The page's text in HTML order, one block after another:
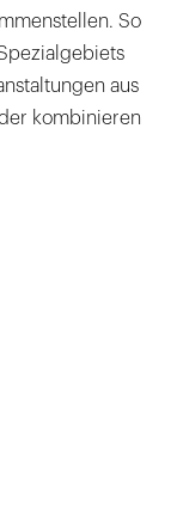
So
aus
kombinieren